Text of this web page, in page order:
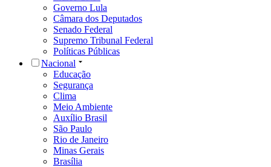
Governo Lula
Câmara dos Deputados
Senado Federal
Supremo Tribunal Federal
Políticas Públicas
Nacional
Educação
Segurança
Clima
Meio Ambiente
Auxílio Brasil
São Paulo
Rio de Janeiro
Minas Gerais
Brasília